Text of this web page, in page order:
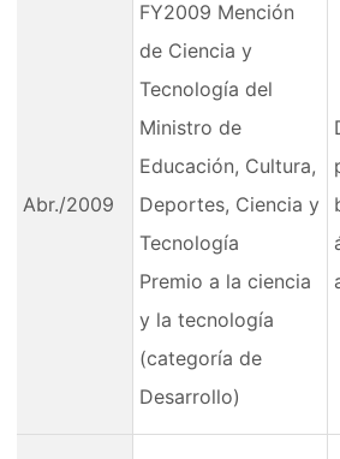
Abr./2009
FY2009 Mención
de Ciencia y
Tecnología del
Ministro de
Educación, Cultura,
Deportes, Ciencia y
Tecnología
Premio a la ciencia
y la tecnología
(categoría de
Desarrollo)